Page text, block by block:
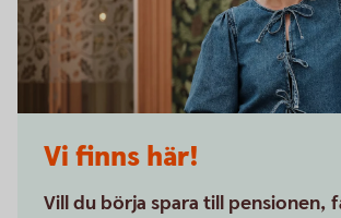
Vi finns här!
Vill du börja spara till pensionen,